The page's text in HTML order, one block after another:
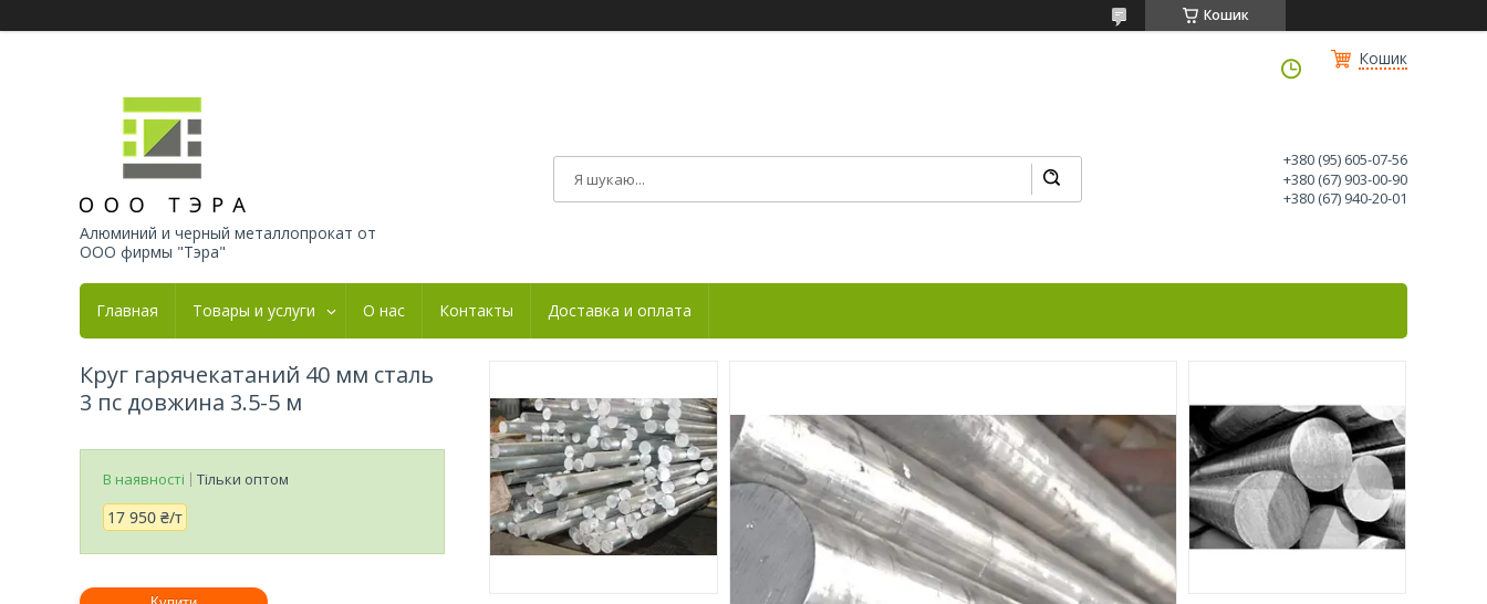
Кошик
Кошик
Алюминий и черный металлопрокат от
ООО фирмы "Тэра"
+380 (95) 605-07-56
+380 (67) 903-00-90
+380 (67) 940-20-01
Главная Товары и услуги О нас Контакты Доставка и оплата
Круг гарячекатаний 40 мм сталь
3 пс довжина 3.5-5 м
В наявності Тільки оптом
17 950 ₴/т